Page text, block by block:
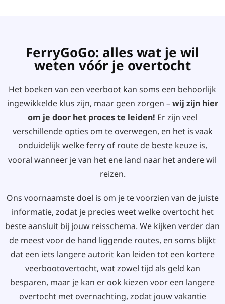
FerryGoGo: alles wat je wil
weten vóór je overtocht
Het boeken van een veerboot kan soms een behoorlijk
ingewikkelde klus zijn, maar geen zorgen –wij zijn hier
om je door het proces te leiden! Er zijn veel
verschillende opties om te overwegen, en het is vaak
onduidelijk welke ferry of route de beste keuze is,
vooral wanneer je van het ene land naar het andere wil
reizen.
Ons voornaamste doel is om je te voorzien van de juiste
informatie, zodat je precies weet welke overtocht het
beste aansluit bij jouw reisschema. We kijken verder dan
de meest voor de hand liggende routes, en soms blijkt
dat een iets langere autorit kan leiden tot een kortere
veerbootovertocht, wat zowel tijd als geld kan
besparen, maar je kan er ook kiezen voor een langere
overtocht met overnachting, zodat jouw vakantie